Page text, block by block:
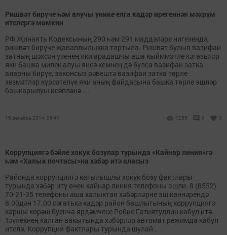
Ришвәт бирүче һәм алучы унике елга кадәр ирегеннән мәхрүм
ителергә мөмкин
РФ Җинаять Кодексының 290 һәм 291 маддәләре нигезендә,
ришвәт бирүче җаваплылыкка тартыла. Ришвәт булып вазифаи
затның шәхсән үзенең яки арадашчы аша кыйммәтле кәгазьләр
яки башка милек алуы яисә кемнең дә булса вазифаи затка
аларны бирүе, законсыз рәвештә вазифаи затка төрле
хезмәтләр күрсәтелүе яки аның файдасына башка төрле эшләр
башкарылуы исәпләнә....
19 декабрь 2014, 06:41 1255 0 0
Коррупциягә бәйле хокук бозулар турында «Кайнар линия»гә
һәм «Халык почтасы»на хәбәр итә аласыз
Районда коррупциягә кагылышлы хокук бозу фактлары
турында хәбәр итү өчен кайнар линия телефоны эшли. 8 (8552)
70-21-35 телефоны аша халыктан хәбәрләрне эш көннәрендә
8.00дән 17.00 сәгатькә кадәр район башлыгының коррупциягә
каршы көрәш буенча ярдәмчесе Робис Гатиятуллин кабул итә.
Тәүлекнең калган вакытында хәбәрләр автомат режимда кабул
ителә. Коррупция фактлары турында шулай...